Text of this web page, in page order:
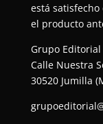
está
el producto
Grupo Editorial
Calle Nuestra
30520 Jumilla